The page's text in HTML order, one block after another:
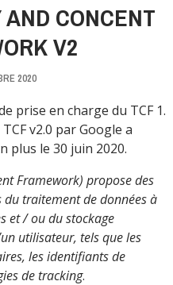
CONCENT
V2
2020
prise en charge du TCF 1.
v2.0 par Google a
plus le 30 juin 2020.
Framework) propose des
traitement de données à
et / ou du stockage
utilisateur, tels que les
les identifiants de
de tracking.